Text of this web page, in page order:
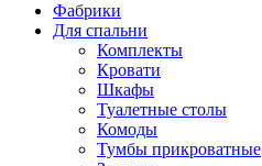
Фабрики
Для спальни
Комплекты
Кровати
Шкафы
Туалетные столы
Комоды
Тумбы прикроватные